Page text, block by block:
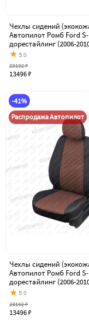
Чехлы сидений
Автопилот Ромб Ford
дорестайлинг (2006-
5.0
13496 ₽
23192 ₽
-41%
Распродажа Автопилот
Чехлы сидений
Автопилот Ромб Ford
дорестайлинг (2006-
5.0
13496 ₽
23192 ₽